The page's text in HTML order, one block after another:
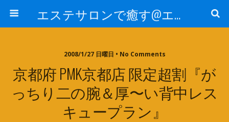
エステサロンで癒す@エステ～全国エステ情報
2008/1/27 日曜日 • No Comments
京都府 PMK京都店 限定超割『が
っちり二の腕＆厚〜い背中レス
キュープラン』